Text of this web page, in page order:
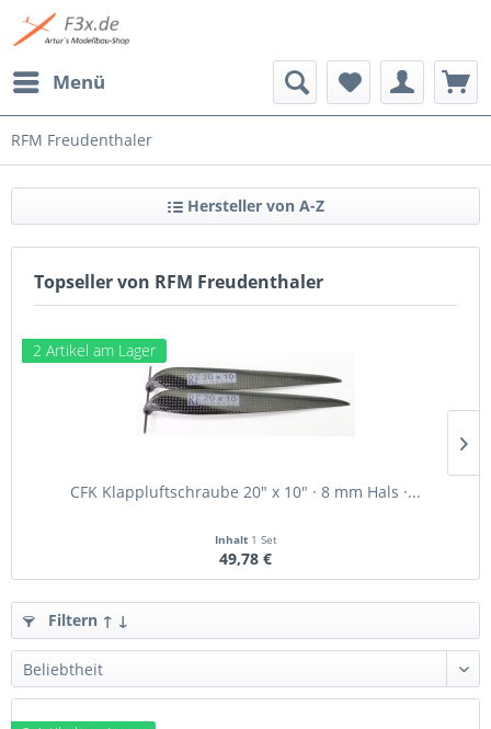
Menü
RFM Freudenthaler
Hersteller von A-Z
Topseller von RFM Freudenthaler
2 Artikel am Lager
CFK Klappluftschraube 20" x 10" · 8 mm Hals ·...
Inhalt 1 Set
49,78 €
Filtern ↑ ↓